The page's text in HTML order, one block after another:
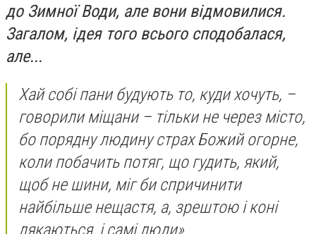
до Зимної Води, але вони відмовилися.
Загалом, ідея того всього сподобалася,
але...
Хай собі пани будують то, куди хочуть, –
говорили міщани – тільки не через місто,
бо порядну людину страх Божий огорне,
коли побачить потяг, що гудить, який,
щоб не шини, міг би спричинити
найбільше нещастя, а, зрештою і коні
лякаються, і самі люди».